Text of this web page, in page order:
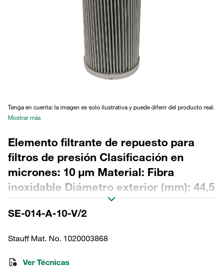
Tenga en cuenta: la imagen es solo ilustrativa y puede diferir del producto real.
Mostrar más
Elemento filtrante de repuesto para
filtros de presión Clasificación en
micrones: 10 µm Material: Fibra
inoxidable Diámetro exterior (mm): 44,5
Diámetro interior (mm): 22,2 Longitud
(mm): 91 Sellado: FPM, relación β >2
SE-014-A-10-V/2
Stauff Mat. No. 1020003868
Ver Técnicas